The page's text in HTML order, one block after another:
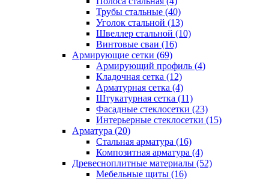
Трубы стальные (40)
Уголок стальной (13)
Швеллер стальной (10)
Винтовые сваи (16)
Армирующие сетки (69)
Армирующий профиль (4)
Кладочная сетка (12)
Арматурная сетка (4)
Штукатурная сетка (11)
Фасадные стеклосетки (23)
Интерьерные стеклосетки (15)
Арматура (20)
Стальная арматура (16)
Композитная арматура (4)
Древесноплитные материалы (52)
Мебельные щиты (16)